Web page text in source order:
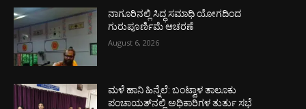
ನಾಗೂರಿನಲ್ಲಿ ಸಿದ್ಧ ಸಮಾಧಿ ಯೋಗದಿಂದ
ಗುರುಪೂರ್ಣಿಮೆ ಆಚರಣೆ
August 6, 2026
ಮಳೆ ಹಾನಿ ಹಿನ್ನೆಲೆ: ಬಂಟ್ವಾಳ ತಾಲೂಕು
ಪಂಚಾಯತ್‌ನಲ್ಲಿ ಅಧಿಕಾರಿಗಳ ತುರ್ತು ಸಭೆ